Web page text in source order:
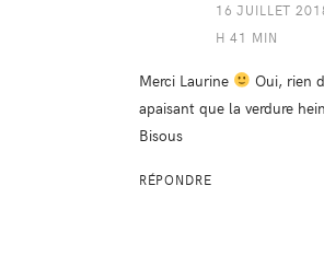
16 JUILLET
H 41 MIN
Merci Laurine
Oui, rien
apaisant que la verdure
Bisous
RÉPONDRE